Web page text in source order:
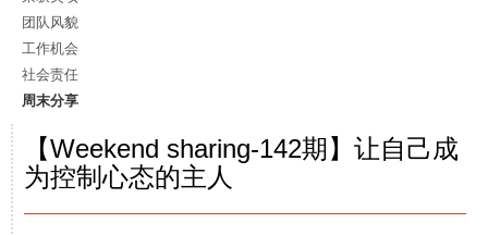
团队风貌
工作机会
社会责任
周末分享
【Weekend sharing-142期】让自己成
为控制心态的主人